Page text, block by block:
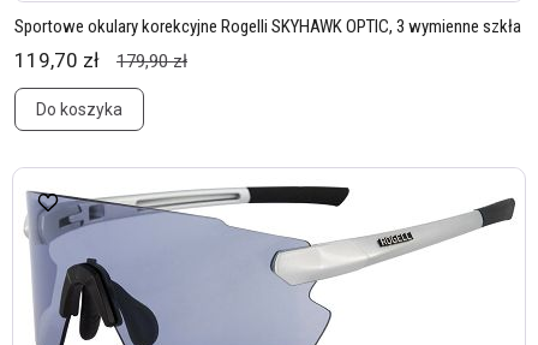
Sportowe okulary korekcyjne Rogelli SKYHAWK OPTIC, 3 wymienne szkła
119,70 zł 179,90 zł
Do koszyka